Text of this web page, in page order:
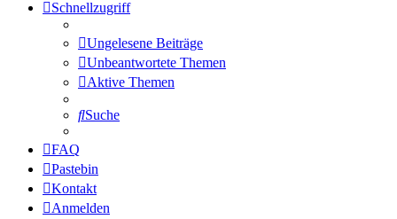
Schnellzugriff
Ungelesene Beiträge
Unbeantwortete Themen
Aktive Themen
Suche
FAQ
Pastebin
Kontakt
Anmelden